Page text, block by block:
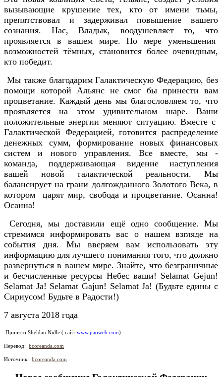
вызывающие крушение тех, кто от имени тьмы,
препятствовал и задерживал повышение вашего
сознания. Нас, Владык, воодушевляет то, что
проявляется в вашем мире. По мере уменьшения
возможностей тёмных, становится более очевидным,
кто победит.
Мы также благодарим Галактическую Федерацию, без
помощи которой Альянс не смог бы принести вам
процветание. Каждый день мы благословляем то, что
проявляется на этом удивительном шаре. Ваши
положительные энергии меняют ситуацию. Вместе с
Галактической Федерацией, готовится распределение
денежных сумм, формирование новых финансовых
систем и нового управления. Все вместе, мы -
команда, поддерживающая видение наступления
вашей новой галактической реальности. Мы
балансирует на грани долгожданного Золотого Века, в
котором царят мир, свобода и процветание. Осанна!
Осанна!
Сегодня, мы доставили ещё одно сообщение. Мы
стремимся информировать вас о нашем взгляде на
события дня. Мы вверяем вам использовать эту
информацию для лучшего понимания того, что должно
развернуться в вашем мире. Знайте, что безграничные
и бесчисленные ресурсы Небес ваши! Selamat Gejun!
Selamat Ja! Selamat Gajun! Selamat Ja! (Будьте едины с
Сириусом! Будьте в Радости!)
7 августа 2018 года
Принято Sheldan Nidle ( сайт www.paoweb.com)
Перевод: bcoreanda.com
Источник: bcoreanda.com